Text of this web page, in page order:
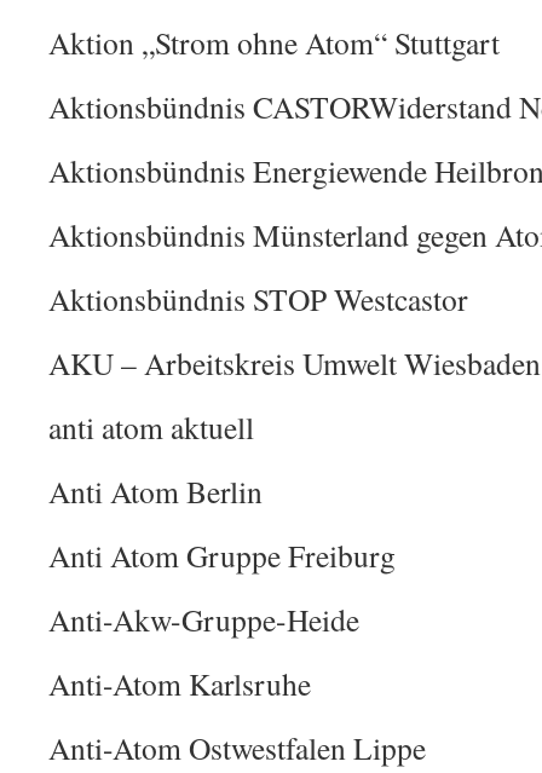
Aktion „Strom ohne Atom“ Stuttgart
Aktionsbündnis CASTORWiderstand
Aktionsbündnis Energiewende
Aktionsbündnis Münsterland gegen
Aktionsbündnis STOP Westcastor
AKU – Arbeitskreis Umwelt Wiesbaden
anti atom aktuell
Anti Atom Berlin
Anti Atom Gruppe Freiburg
Anti-Akw-Gruppe-Heide
Anti-Atom Karlsruhe
Anti-Atom Ostwestfalen Lippe